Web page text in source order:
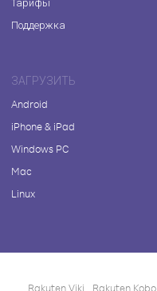
Поддержка
ЗАГРУЗИТЬ
Android
iPhone & iPad
Windows PC
Mac
Linux
Rakuten Viki Rakuten Kobo